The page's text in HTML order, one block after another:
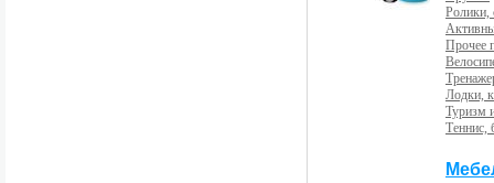
Ролики,
Прочее
Лодки,
Туризм
Теннис,